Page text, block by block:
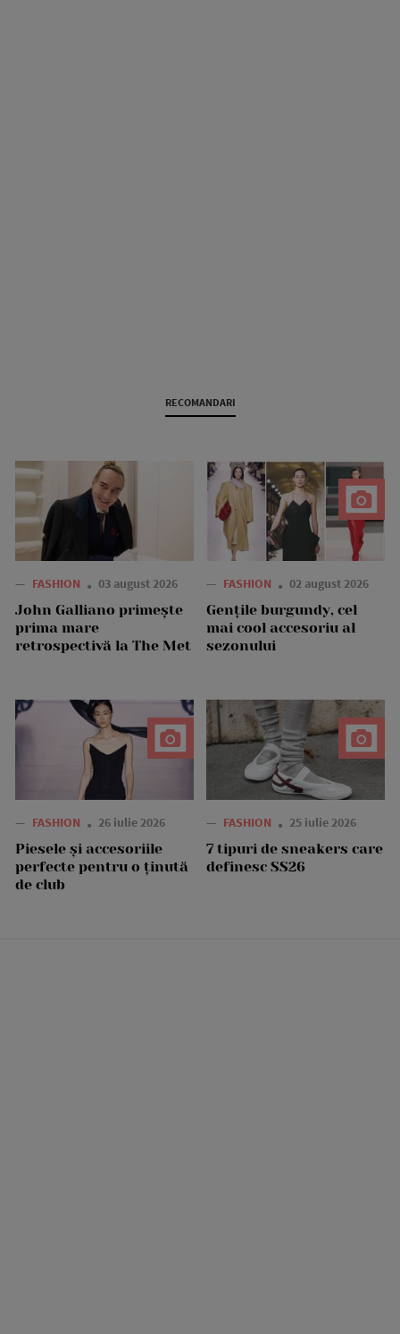
RECOMANDARI
— FASHION 03 august 2026
John Galliano primește
prima mare
retrospectivă la The Met
— FASHION 02 august 2026
Gențile burgundy, cel
mai cool accesoriu al
sezonului
— FASHION 26 iulie 2026
Piesele și accesoriile
perfecte pentru o ținută
de club
— FASHION 25 iulie 2026
7 tipuri de sneakers care
definesc SS26